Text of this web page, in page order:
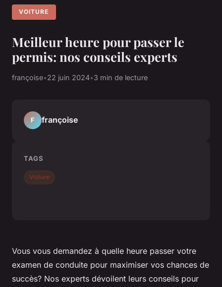
VOITURE
Meilleur heure pour passer le
permis: nos conseils experts
françoise•22 juin 2024•3 min de lecture
Vous vous demandez à quelle heure passer votre
examen de conduite pour maximiser vos chances de
succès? Nos experts dévoilent leurs conseils pour
F françoise
TAGS
Voiture